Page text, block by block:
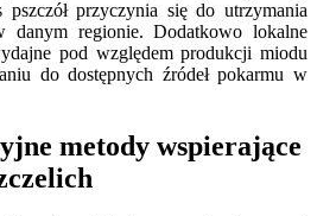
pszczół przyczynia się do utrzymania
danym regionie. Dodatkowo lokalne
pod względem produkcji miodu
do dostępnych źródeł pokarmu w
metody wspierające